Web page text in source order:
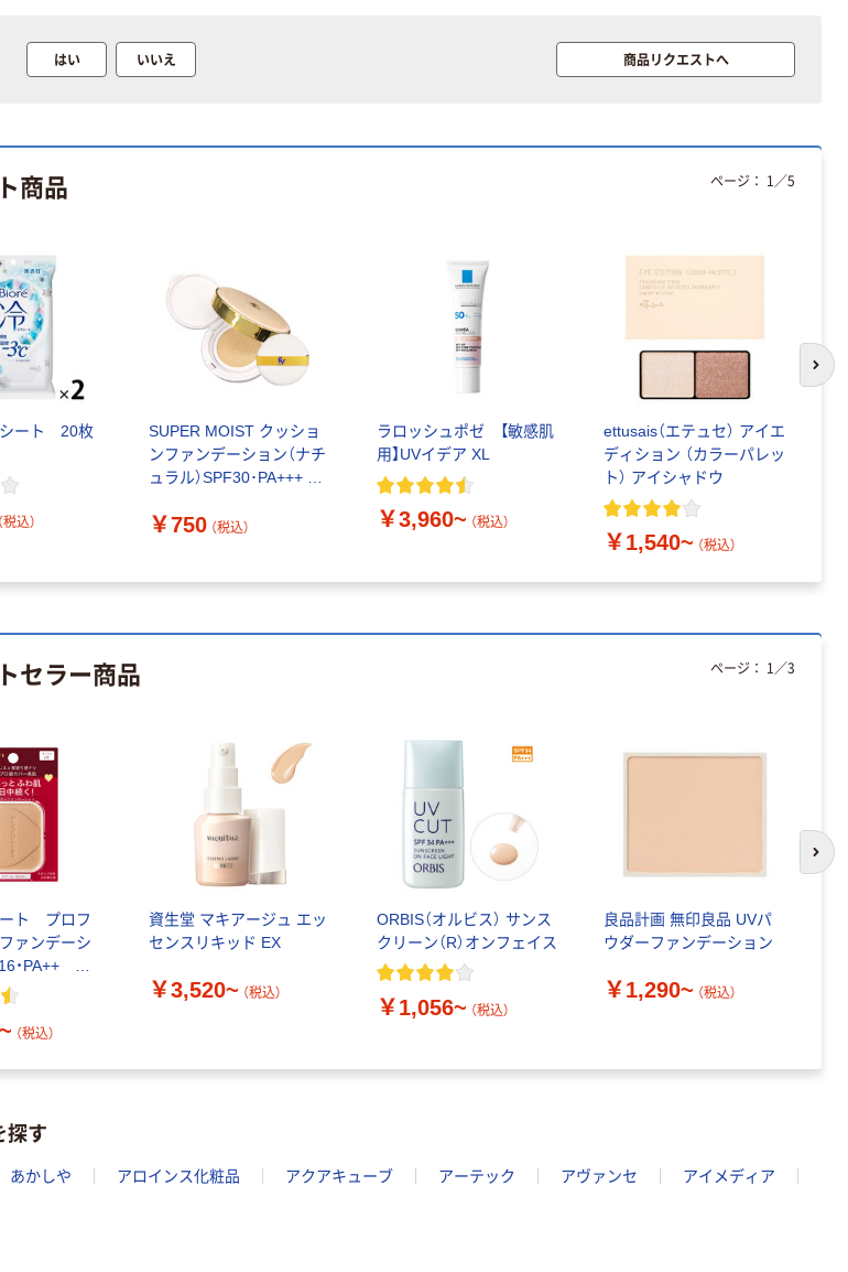
はい いいえ 商品リクエストへ
商品
ート 20枚
（税込）
SUPER MOIST クッショ
ンファンデーション（ナチ
ュラル）SPF30･PA+++ プ
￥750 （税込）
ラロッシュポゼ 【敏感肌
用】UVイデア XL
￥3,960~ （税込）
ettusais（エテュセ） アイエ
ディション （カラーパレッ
ト） アイシャドウ
￥1,540~ （税込）
ページ： 1 ／5
次
セラー商品
ト プロフ
ァンデーシ
・PA++
（税込）
資生堂 マキアージュ エッ
センスリキッド EX
￥3,520~ （税込）
ORBIS（オルビス） サンス
クリーン（R）オンフェイス
￥1,056~ （税込）
良品計画 無印良品 UVパ
ウダーファンデーション
￥1,290~ （税込）
ページ： 1 ／3
次
探す
あかしや アロインス化粧品 アクアキューブ アーテック アヴァンセ
アイメディア